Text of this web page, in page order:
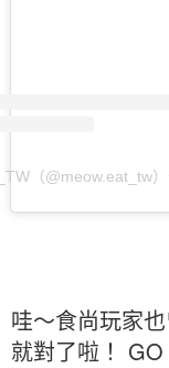
（@meow.eat_tw
哇～食尚玩家
就對了啦！ GO